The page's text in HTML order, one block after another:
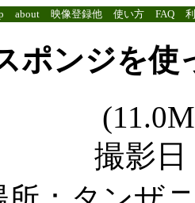
about 映像登録他 使い方 FAQ
ポンジを使
撮影日